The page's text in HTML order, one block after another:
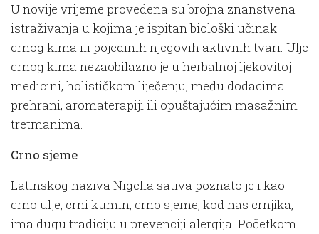
U novije vrijeme provedena su brojna znanstvena
istraživanja u kojima je ispitan biološki učinak
crnog kima ili pojedinih njegovih aktivnih tvari. Ulje
crnog kima nezaobilazno je u herbalnoj ljekovitoj
medicini, holističkom liječenju, među dodacima
prehrani, aromaterapiji ili opuštajućim masažnim
tretmanima.
Crno sjeme
Latinskog naziva Nigella sativa poznato je i kao
crno ulje, crni kumin, crno sjeme, kod nas crnjika,
ima dugu tradiciju u prevenciji alergija. Početkom